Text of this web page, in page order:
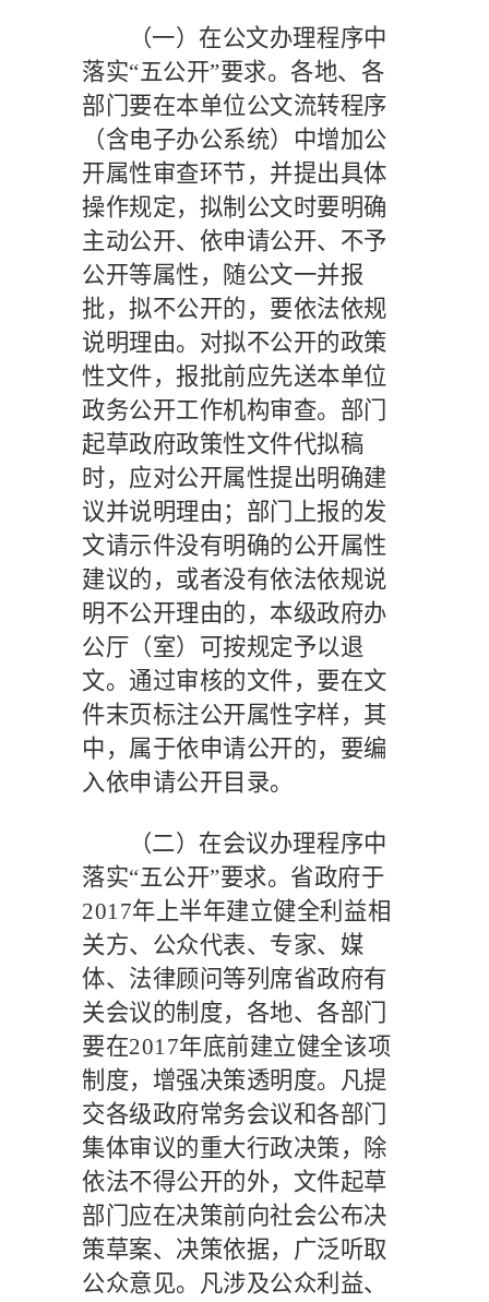
（一）在公文办理程序中
落实“五公开”要求。各地、各
部门要在本单位公文流转程序
（含电子办公系统）中增加公
开属性审查环节，并提出具体
操作规定，拟制公文时要明确
主动公开、依申请公开、不予
公开等属性，随公文一并报
批，拟不公开的，要依法依规
说明理由。对拟不公开的政策
性文件，报批前应先送本单位
政务公开工作机构审查。部门
起草政府政策性文件代拟稿
时，应对公开属性提出明确建
议并说明理由；部门上报的发
文请示件没有明确的公开属性
建议的，或者没有依法依规说
明不公开理由的，本级政府办
公厅（室）可按规定予以退
文。通过审核的文件，要在文
件末页标注公开属性字样，其
中，属于依申请公开的，要编
入依申请公开目录。
（二）在会议办理程序中
落实“五公开”要求。 省政府于
2017年上半年建立健全利益相
关方、公众代表、专家、媒
体、法律顾问等列席省政府有
关会议的制度，各地、各部门
要在2017年底前建立健全该项
制度，增强决策透明度。凡提
交各级政府常务会议和各部门
集体审议的重大行政决策，除
依法不得公开的外，文件起草
部门应在决策前向社会公布决
策草案、决策依据，广泛听取
公众意见。凡涉及公众利益、